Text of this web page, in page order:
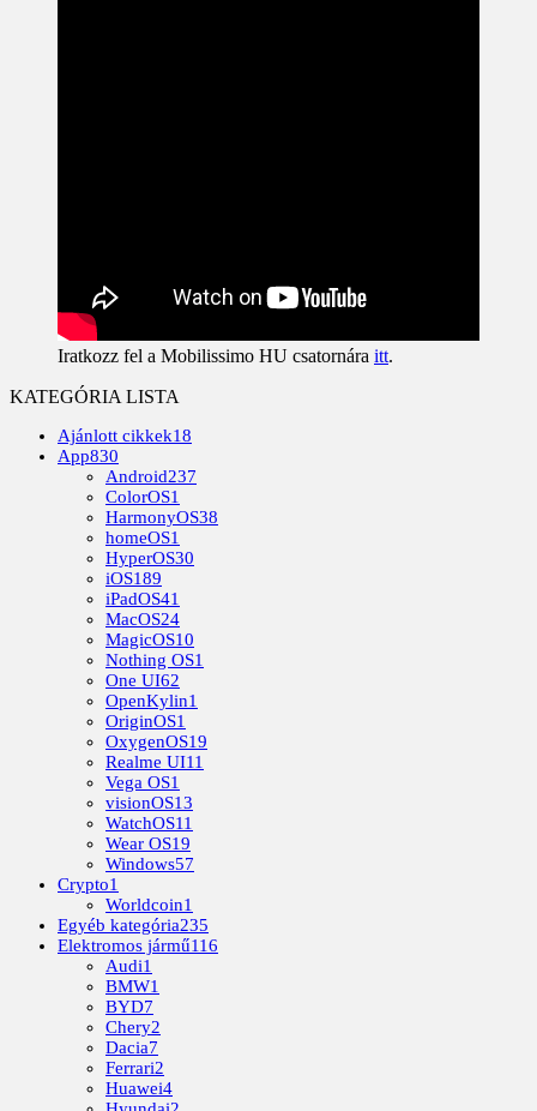
Iratkozz fel a Mobilissimo HU csatornára itt.
KATEGÓRIA LISTA
Ajánlott cikkek18
App830
Android237
ColorOS1
HarmonyOS38
homeOS1
HyperOS30
iOS189
iPadOS41
MacOS24
MagicOS10
Nothing OS1
One UI62
OpenKylin1
OriginOS1
OxygenOS19
Realme UI11
Vega OS1
visionOS13
WatchOS11
Wear OS19
Windows57
Crypto1
Worldcoin1
Egyéb kategória235
Elektromos jármű116
Audi1
BMW1
BYD7
Chery2
Dacia7
Ferrari2
Huawei4